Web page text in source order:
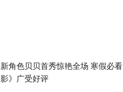
新角色贝贝首秀惊艳全场 寒假必
影》广受好评